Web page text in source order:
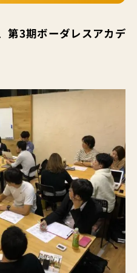
第3期ボーダレスアカデ